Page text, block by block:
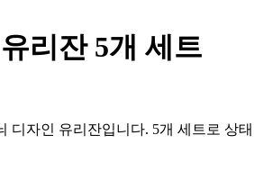
리잔 5개 세트
디자인 유리잔입니다. 5개 세트로 상